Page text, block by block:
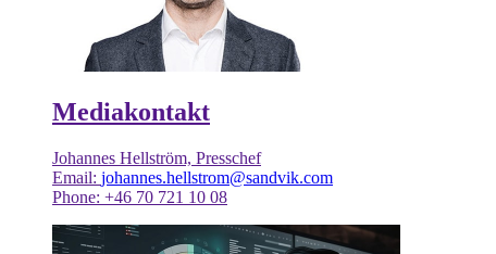
Mediakontakt
Johannes Hellström, Presschef
Email: johannes.hellstrom@sandvik.com
Phone: +46 70 721 10 08